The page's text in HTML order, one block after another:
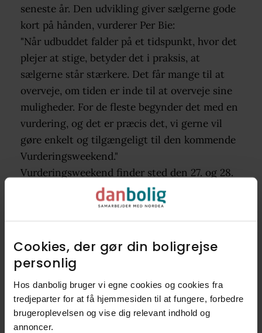
Cookies, der gør din boligrejse
personlig​
Hos danbolig bruger vi egne cookies og cookies fra
tredjeparter for at få hjemmesiden til at fungere, forbedre
brugeroplevelsen og vise dig relevant indhold og
annoncer.​
seneste år. Den udvikling giver sælgerne gode
kort på hånden, vurderer Per Bie:
"Når udbuddet falder på et tidspunkt, hvor det
plejer at stige, betyder det i praksis, at
sælgerne står stærkere. Det får mange til at
overveje, om tiden er inde til at overveje sine
muligheder. For de fleste begynder det med en
vurdering, og det er præcis det, vi gerne vil
gøre enkelt og tilgængeligt til den kommende
Vurderingsweekend."
Vurderingsweekend finder sted den 27. og 28.
september. Du kan allerede nu booke tid til en
gratis, grundig og uforpligtende vurdering af
www.danbolig.dk/vurderingsweekend .
Tilmeld dig nu